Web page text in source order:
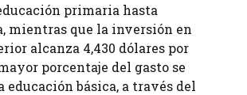
primaria hasta
mientras que la inversión en
alcanza 4,430 dólares por
porcentaje del gasto se
educación básica, a través del